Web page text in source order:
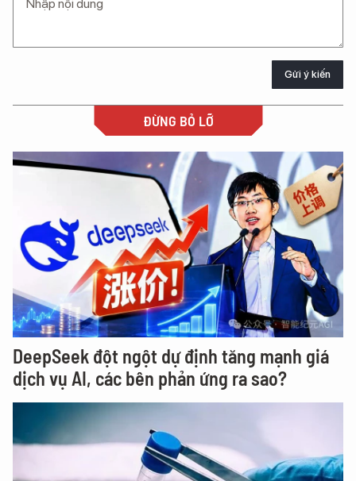
Gửi ý kiến
ĐỪNG BỎ LỠ
DeepSeek đột ngột dự định tăng mạnh giá
dịch vụ AI, các bên phản ứng ra sao?